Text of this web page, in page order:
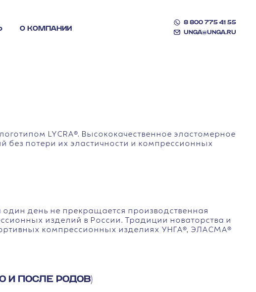
О КОМПАНИИ
8 800 775 41 55
UNGA@UNGA.RU
LYCRA®. Высококачественное эластомерное
без потери их эластичности и компрессионных
день не прекращается производственная
изделий в России. Традиции новаторства и
компрессионных изделиях УНГА®, ЭЛАСМА®
И ПОСЛЕ РОДОВ)